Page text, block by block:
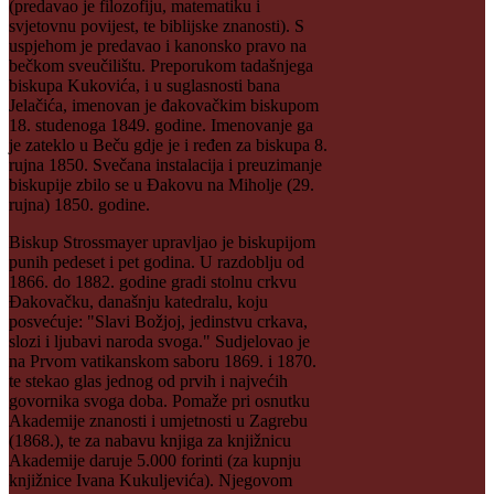
(predavao je filozofiju, matematiku i
svjetovnu povijest, te biblijske znanosti). S
uspjehom je predavao i kanonsko pravo na
bečkom sveučilištu. Preporukom tadašnjega
biskupa Kukovića, i u suglasnosti bana
Jelačića, imenovan je đakovačkim biskupom
18. studenoga 1849. godine. Imenovanje ga
je zateklo u Beču gdje je i ređen za biskupa 8.
rujna 1850. Svečana instalacija i preuzimanje
biskupije zbilo se u Đakovu na Miholje (29.
rujna) 1850. godine.
Biskup Strossmayer upravljao je biskupijom
punih pedeset i pet godina. U razdoblju od
1866. do 1882. godine gradi stolnu crkvu
Đakovačku, današnju katedralu, koju
posvećuje: "Slavi Božjoj, jedinstvu crkava,
slozi i ljubavi naroda svoga." Sudjelovao je
na Prvom vatikanskom saboru 1869. i 1870.
te stekao glas jednog od prvih i najvećih
govornika svoga doba. Pomaže pri osnutku
Akademije znanosti i umjetnosti u Zagrebu
(1868.), te za nabavu knjiga za knjižnicu
Akademije daruje 5.000 forinti (za kupnju
knjižnice Ivana Kukuljevića). Njegovom